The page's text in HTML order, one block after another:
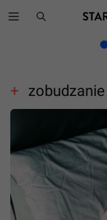
zobudzanie